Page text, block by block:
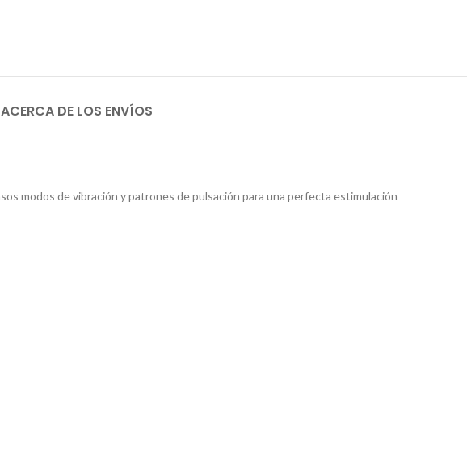
ACERCA DE LOS ENVÍOS
modos de vibración y patrones de pulsación para una perfecta estimulación